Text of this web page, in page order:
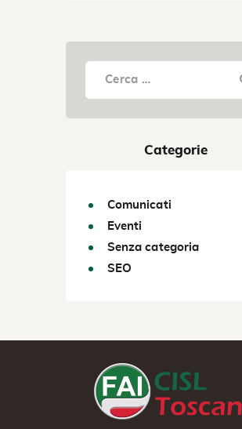
Categorie
Comunicati
Eventi
Senza categoria
SEO